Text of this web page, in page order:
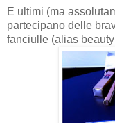
E ultimi (ma
partecipano delle
fanciulle (alias